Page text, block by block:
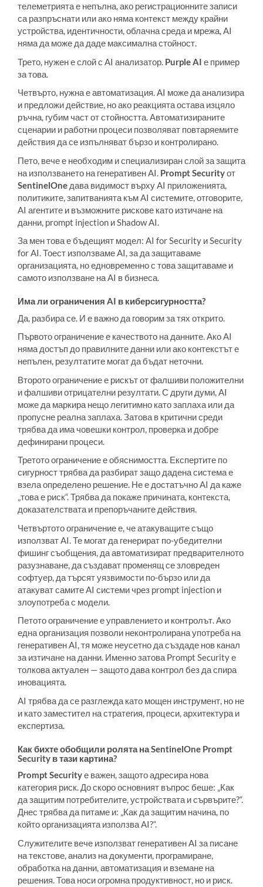
телеметрията е непълна, ако регистрационните записи
са разпръснати или ако няма контекст между крайни
устройства, идентичности, облачна среда и мрежа, AI
няма да може да даде максимална стойност.
Трето, нужен е слой с AI анализатор. Purple AI е пример
за това.
Четвърто, нужна е автоматизация. AI може да анализира
и предложи действие, но ако реакцията остава изцяло
ръчна, губим част от стойността. Автоматизираните
сценарии и работни процеси позволяват повтаряемите
действия да се изпълняват бързо и контролирано.
Пето, вече е необходим и специализиран слой за защита
на използването на генеративен AI. Prompt Securityот
SentinelOne дава видимост върху AI приложенията,
политиките, запитванията към AI системите, отговорите,
AI агентите и възможните рискове като изтичане на
данни, prompt injection и Shadow AI.
За мен това е бъдещият модел: AI for Security и Security
for AI. Тоест използваме AI, за да защитаваме
организацията, но едновременно с това защитаваме и
самото използване на AI в бизнеса.
Има ли ограничения AI в киберсигурността?
Да, разбира се. И е важно да говорим за тях открито.
Първото ограничение е качеството на данните. Ако AI
няма достъп до правилните данни или ако контекстът е
непълен, резултатите могат да бъдат неточни.
Второто ограничение е рискът от фалшиви положителни
и фалшиви отрицателни резултати. С други думи, AI
може да маркира нещо легитимно като заплаха или да
пропусне реална заплаха. Затова в критични среди
трябва да има човешки контрол, проверка и добре
дефинирани процеси.
Третото ограничение е обяснимостта. Експертите по
сигурност трябва да разбират защо дадена система е
взела определено решение. Не е достатъчно AI да каже
„това е риск“. Трябва да покаже причината, контекста,
доказателствата и препоръчаните действия.
Четвъртото ограничение е, че атакуващите също
използват AI. Те могат да генерират по-убедителни
фишинг съобщения, да автоматизират предварителното
разузнаване, да създават променящ се зловреден
софтуер, да търсят уязвимости по-бързо или да
атакуват самите AI системи чрез prompt injection и
злоупотреба с модели.
Петото ограничение е управлението и контролът. Ако
една организация позволи неконтролирана употреба на
генеративен AI, тя може неусетно да създаде нов канал
за изтичане на данни. Именно затова Prompt Security е
толкова актуален — защото дава контрол без да спира
иновацията.
AI трябва да се разглежда като мощен инструмент, но не
и като заместител на стратегия, процеси, архитектура и
експертиза.
Как бихте обобщили ролята на SentinelOne Prompt
Security в тази картина?
Prompt Securityе важен, защото адресира нова
категория риск. До скоро основният въпрос беше: „Как
да защитим потребителите, устройствата и сървърите?“.
Днес трябва да питаме и: „Как да защитим начина, по
който организацията използва AI?“.
Служителите вече използват генеративен AI за писане
на текстове, анализ на документи, програмиране,
обработка на данни, автоматизация и вземане на
решения. Това носи огромна продуктивност, но и риск.